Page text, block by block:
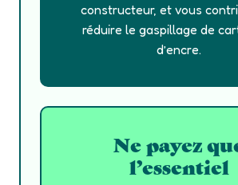
constructeur, et vous
réduire le gaspillage de
d’encre.
Ne payez
l’essentiel